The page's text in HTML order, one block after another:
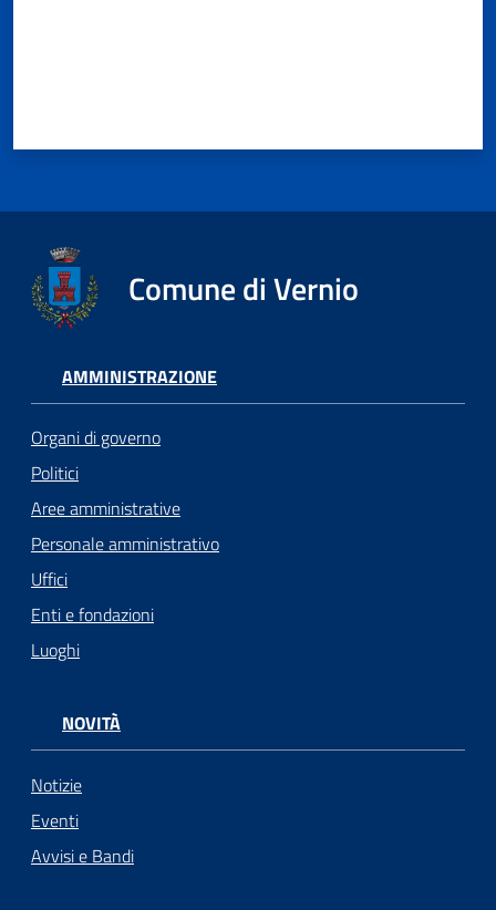
Comune di Vernio
AMMINISTRAZIONE
Organi di governo
Politici
Aree amministrative
Personale amministrativo
Uffici
Enti e fondazioni
Luoghi
NOVITÀ
Notizie
Eventi
Avvisi e Bandi